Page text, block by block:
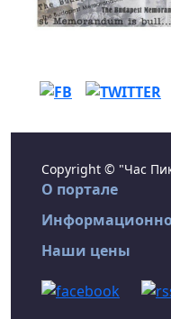
Copyright © "Час
О портале
Наши цены